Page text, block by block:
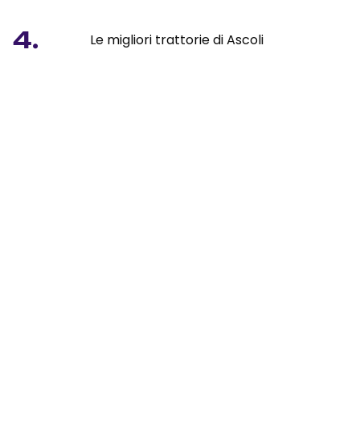
4. Le migliori trattorie di Ascoli